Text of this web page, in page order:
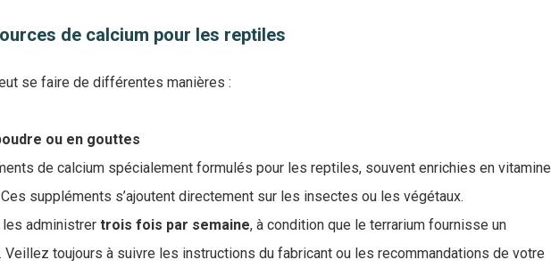
de calcium pour les reptiles
se faire de différentes manières :
ou en gouttes
de calcium spécialement formulés pour les reptiles, souvent enrichies en vitamine
suppléments s’ajoutent directement sur les insectes ou les végétaux.
les administrer trois fois par semaine, à condition que le terrarium fournisse un
Veillez toujours à suivre les instructions du fabricant ou les recommandations de votre